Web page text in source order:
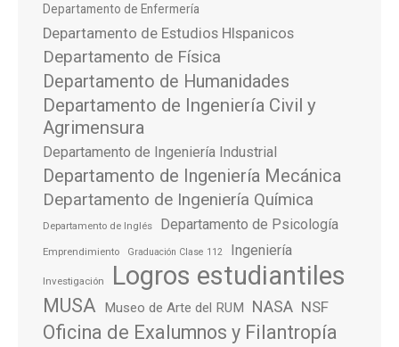
Departamento de Enfermería
Departamento de Estudios HIspanicos
Departamento de Física
Departamento de Humanidades
Departamento de Ingeniería Civil y
Agrimensura
Departamento de Ingeniería Industrial
Departamento de Ingeniería Mecánica
Departamento de Ingeniería Química
Departamento de Inglés Departamento de Psicología
Emprendimiento Graduación Clase 112 Ingeniería
Investigación Logros estudiantiles
MUSA Museo de Arte del RUM NASA NSF
Oficina de Exalumnos y Filantropía